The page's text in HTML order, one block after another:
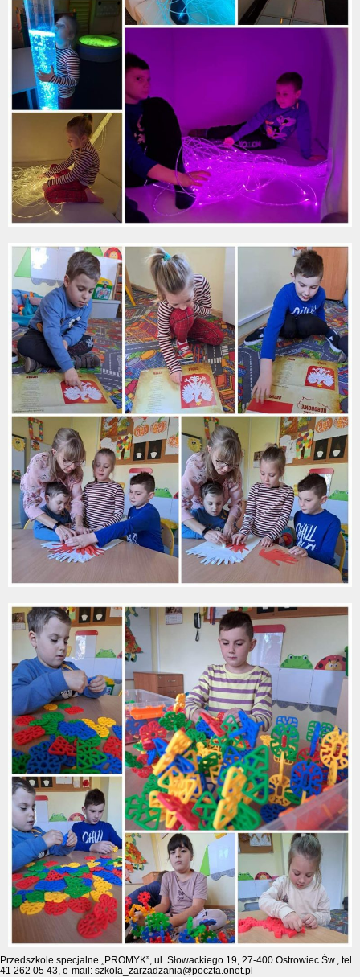
Przedszkole specjalne „PROMYK”, ul. Słowackiego 19, 27-400 Ostrowiec Św., tel.
41 262 05 43, e-mail: szkola_zarzadzania@poczta.onet.pl